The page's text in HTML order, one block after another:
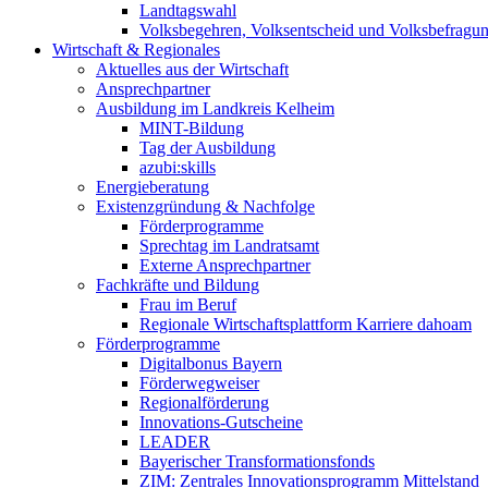
Landtagswahl
Volksbegehren, Volksentscheid und
Wirtschaft & Regionales
Aktuelles aus der Wirtschaft
Ansprechpartner
Ausbildung im Landkreis Kelheim
MINT-Bildung
Tag der Ausbildung
azubi:skills
Energieberatung
Existenzgründung & Nachfolge
Förderprogramme
Sprechtag im Landratsamt
Externe Ansprechpartner
Fachkräfte und Bildung
Frau im Beruf
Regionale Wirtschaftsplattform Karriere dahoam
Förderprogramme
Digitalbonus Bayern
Förderwegweiser
Regionalförderung
Innovations-Gutscheine
LEADER
Bayerischer Transformationsfonds
ZIM: Zentrales Innovationsprogramm Mittelstand